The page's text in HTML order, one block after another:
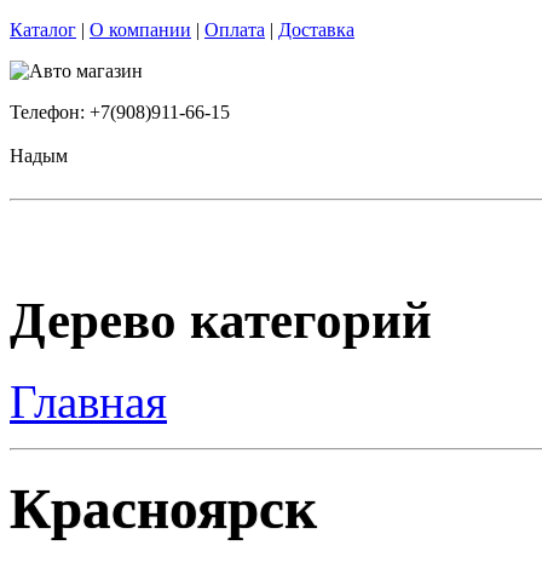
Каталог | О компании | Оплата | Доставка
Телефон: +7(908)911-66-15
Надым
Дерево категорий
Главная
Красноярск